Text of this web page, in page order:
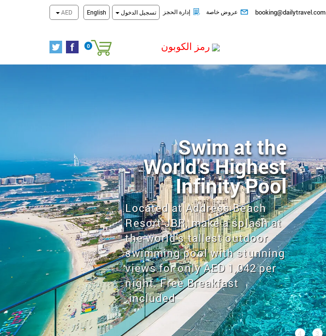
البريد
booking@dailytravel.com احدث العروض المخفضة
عروض خاصة تحقق من الحجز
إدارة الحجز تسجيل الدخول English
AED
رمز الكوبون سلة التسوق0
Welcome to
The H Hotel Dubai
Perfectly situated at #1
Sheikh Zayed Road, The H
Dubai is a gateway to the
Middle East's most dynamic
city.